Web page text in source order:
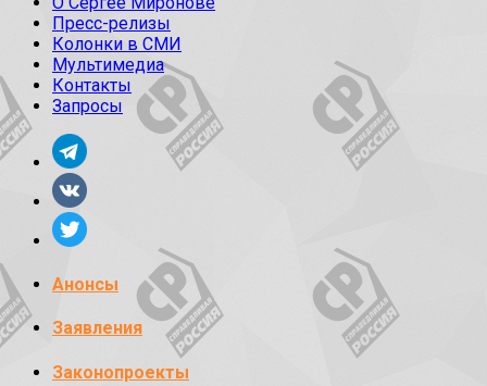
Пресс-релизы
Колонки в СМИ
Мультимедиа
Контакты
Запросы
Анонсы
Заявления
Законопроекты